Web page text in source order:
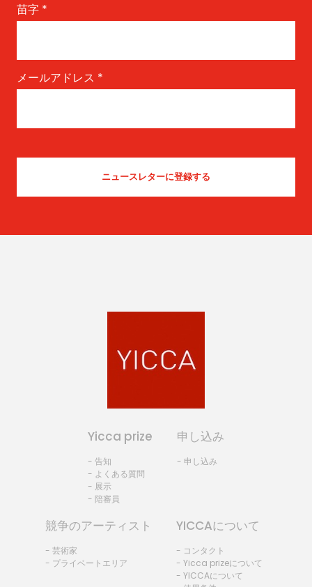
苗字 *
メールアドレス *
Yicca prize
- 告知
- よくある質問
- 展示
- 陪審員
申し込み
- 申し込み
競争のアーティスト
- 芸術家
- プライベートエリア
YICCAについて
- コンタクト
- Yicca prizeについて
- YICCAについて